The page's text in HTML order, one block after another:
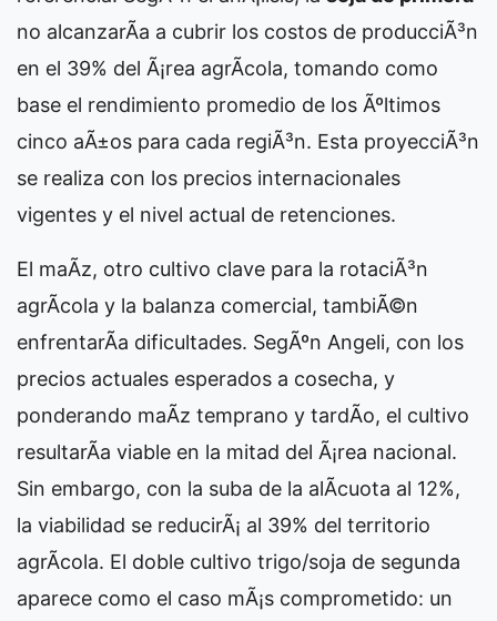
no alcanzarÃ­a a cubrir los costos de producciÃ³n
en el 39% del Ã¡rea agrÃ­cola, tomando como
base el rendimiento promedio de los Ãºltimos
cinco aÃ±os para cada regiÃ³n. Esta proyecciÃ³n
se realiza con los precios internacionales
vigentes y el nivel actual de retenciones.
El maÃ­z, otro cultivo clave para la rotaciÃ³n
agrÃ­cola y la balanza comercial, tambiÃ©n
enfrentarÃ­a dificultades. SegÃºn Angeli, con los
precios actuales esperados a cosecha, y
ponderando maÃ­z temprano y tardÃ­o, el cultivo
resultarÃ­a viable en la mitad del Ã¡rea nacional.
Sin embargo, con la suba de la alÃ­cuota al 12%,
la viabilidad se reducirÃ¡ al 39% del territorio
agrÃ­cola. El doble cultivo trigo/soja de segunda
aparece como el caso mÃ¡s comprometido: un